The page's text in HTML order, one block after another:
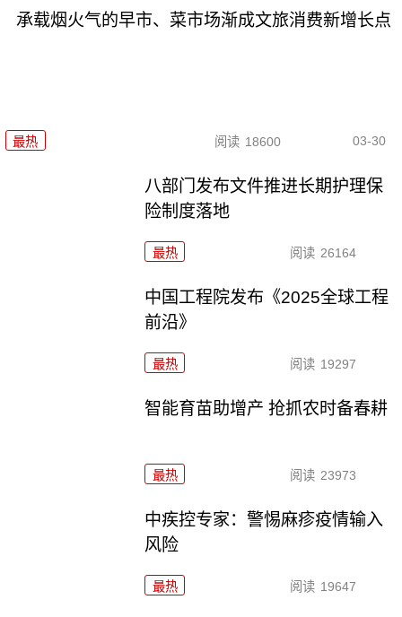
承载烟火气的早市、菜市场渐成文旅消费新增长点
最热 阅读 18600 03-30
八部门发布文件推进长期护理保
险制度落地
最热 阅读 26164
中国工程院发布《2025全球工程
前沿》
最热 阅读 19297
智能育苗助增产 抢抓农时备春耕
最热 阅读 23973
中疾控专家：警惕麻疹疫情输入
风险
最热 阅读 19647